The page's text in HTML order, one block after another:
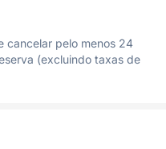
cancelar pelo menos 24
(excluindo taxas de